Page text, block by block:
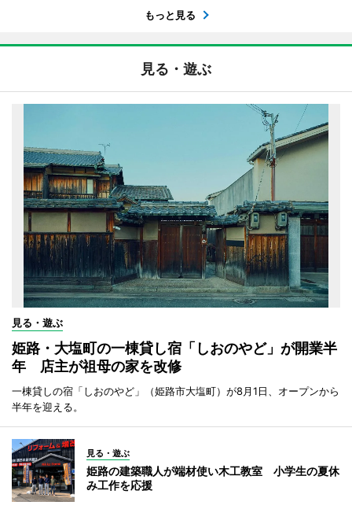
もっと見る
見る・遊ぶ
見る・遊ぶ
姫路・大塩町の一棟貸し宿「しおのやど」が開業半
年 店主が祖母の家を改修
一棟貸しの宿「しおのやど」（姫路市大塩町）が8月1日、オープンから
半年を迎える。
見る・遊ぶ
姫路の建築職人が端材使い木工教室 小学生の夏休
み工作を応援